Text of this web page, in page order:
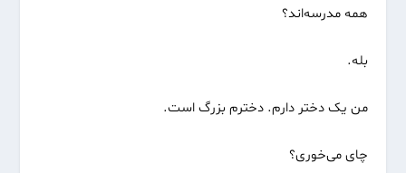
همه مدرسه‌اند؟
بله.
من یک دختر دارم. دخترم بزرگ است.
چای می‌خوری؟